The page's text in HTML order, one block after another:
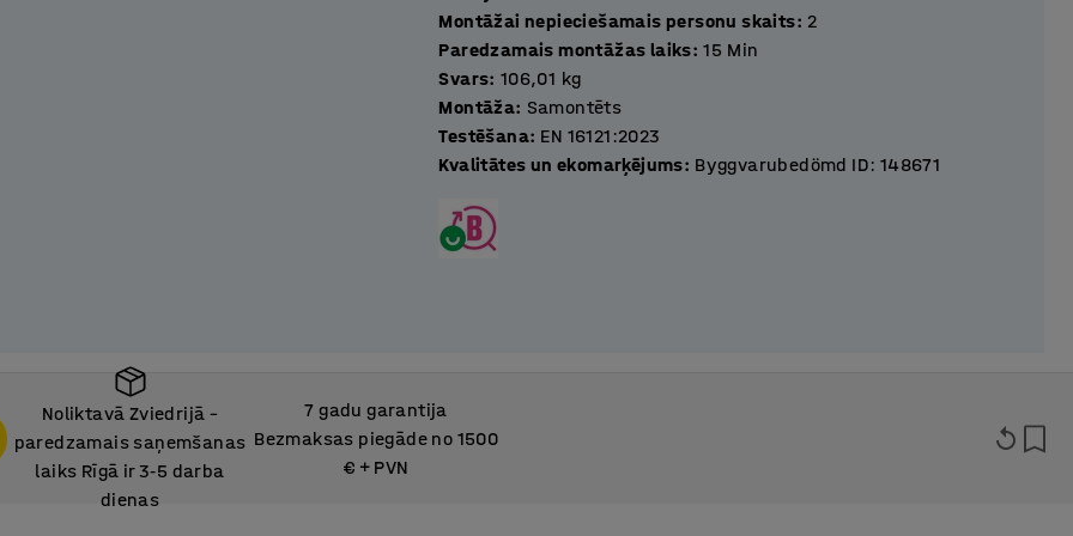
Tas ir īpaši noderīgi, ja skapjus
Montāžai nepieciešamais personu skaits: 2
Paredzamais montāžas laiks: 15 Min
Svars: 106,01 kg
Montāža: Samontēts
Testēšana: EN 16121:2023
Kvalitātes un ekomarķējums: Byggvarubedömd ID: 148671
Noliktavā Zviedrijā –
paredzamais saņemšanas
laiks Rīgā ir 3‑5 darba
dienas
7 gadu garantija
Bezmaksas piegāde no 1500
€ + PVN